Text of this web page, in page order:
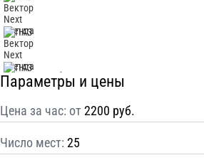
Параметры и цены
Цена за час: от2200 руб.
Число мест: 25